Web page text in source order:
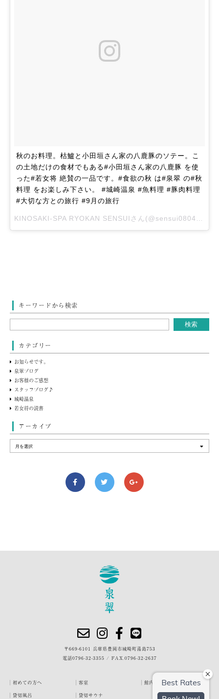
秋のお料理。枯鱸と小田垣さん家の八鹿豚のソテー。こ
の土地だけの食材でもある#小田垣さん家の八鹿豚 を使
った#若女将 絶賛の一品です。#食欲の秋 は#泉翠 の#秋
料理 をお楽しみ下さい。 #城崎温泉 #魚料理 #豚肉料理
#大切な方との旅行 #9月の旅行
キーワードから検索
カテゴリー
お知らせです。
泉翠ブログ
お客様のご感想
スタッフブログ♪
城崎温泉
若女将の読書
アーカイブ
〒669-6101 兵庫県豊岡市城崎町湯島753
電話0796-32-3355 / FAX.0796-32-2637
初めての方へ 客室
館内・施設
貸切風呂
貸切サウナ